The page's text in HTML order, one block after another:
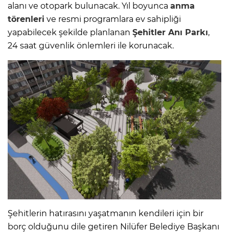
alanı ve otopark bulunacak. Yıl boyunca anma
törenleri ve resmi programlara ev sahipliği
yapabilecek şekilde planlanan Şehitler Anı Parkı,
24 saat güvenlik önlemleri ile korunacak.
Şehitlerin hatırasını yaşatmanın kendileri için bir
borç olduğunu dile getiren Nilüfer Belediye Başkanı